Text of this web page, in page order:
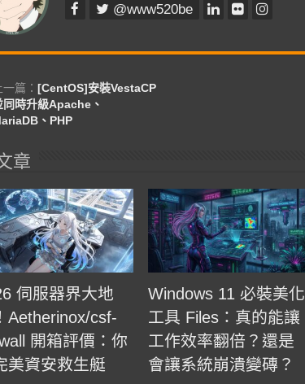
@www520be
一篇： [CentOS]安裝VestaCP
同時升級Apache、
、PHP
章
伺服器界大地
Aetherinox/csf-
開箱評價：你
美資安救生艇
Windows 11 必裝美化
工具 Files：真的能讓
工作效率翻倍？還是
會讓系統崩潰變磚？